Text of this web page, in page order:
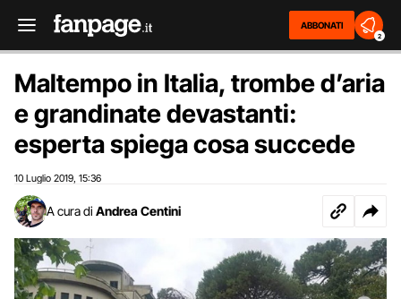
ABBONATI
2
Maltempo in Italia, trombe d’aria
e grandinate devastanti:
esperta spiega cosa succede
10 Luglio 2019 15:36
A cura di Andrea Centini